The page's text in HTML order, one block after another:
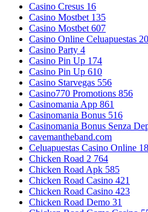
Casino Cresus 16
Casino Mostbet 135
Casino Mostbet 607
Casino Online Celuapuestas 20
Casino Party 4
Casino Pin Up 174
Casino Pin Up 610
Casino Starvegas 556
Casino770 Promotions 856
Casinomania App 861
Casinomania Bonus 516
Casinomania Bonus Senza
cavemantheband.com
Celuapuestas Casino Online 18
Chicken Road 2 764
Chicken Road Apk 585
Chicken Road Casino 421
Chicken Road Casino 423
Chicken Road Demo 31